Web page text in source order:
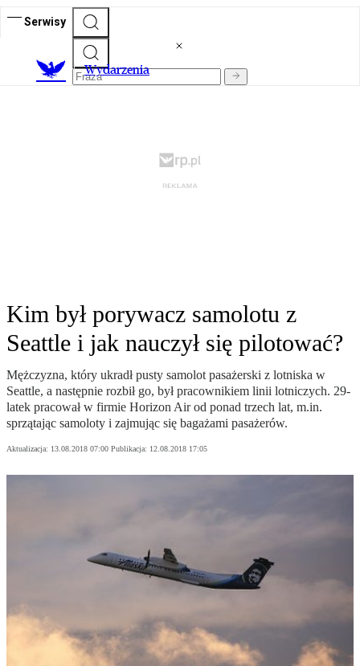
Serwisy
Wydarzenia
Kim był porywacz samolotu z
Seattle i jak nauczył się pilotować?
Mężczyzna, który ukradł pusty samolot pasażerski z lotniska w
Seattle, a następnie rozbił go, był pracownikiem linii lotniczych. 29-
latek pracował w firmie Horizon Air od ponad trzech lat, m.in.
sprzątając samoloty i zajmując się bagażami pasażerów.
Aktualizacja: 13.08.2018 07:00 Publikacja: 12.08.2018 17:05